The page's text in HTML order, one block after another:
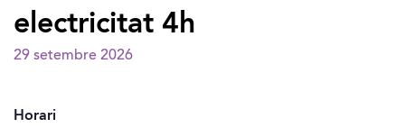
electricitat 4h
29 setembre 2026
Horari